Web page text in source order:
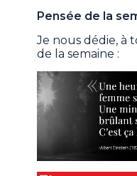
Pensée de la
Je nous dédie, à
de la semaine :